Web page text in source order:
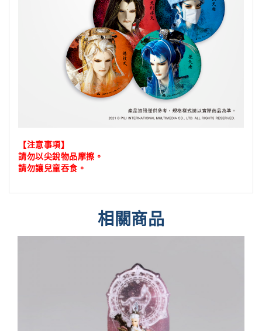
【注意事項】
請勿以尖銳物品摩擦。
請勿讓兒童吞食 。
相關商品